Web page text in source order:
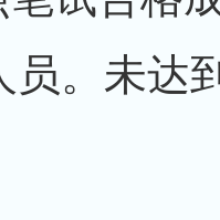
员。未达